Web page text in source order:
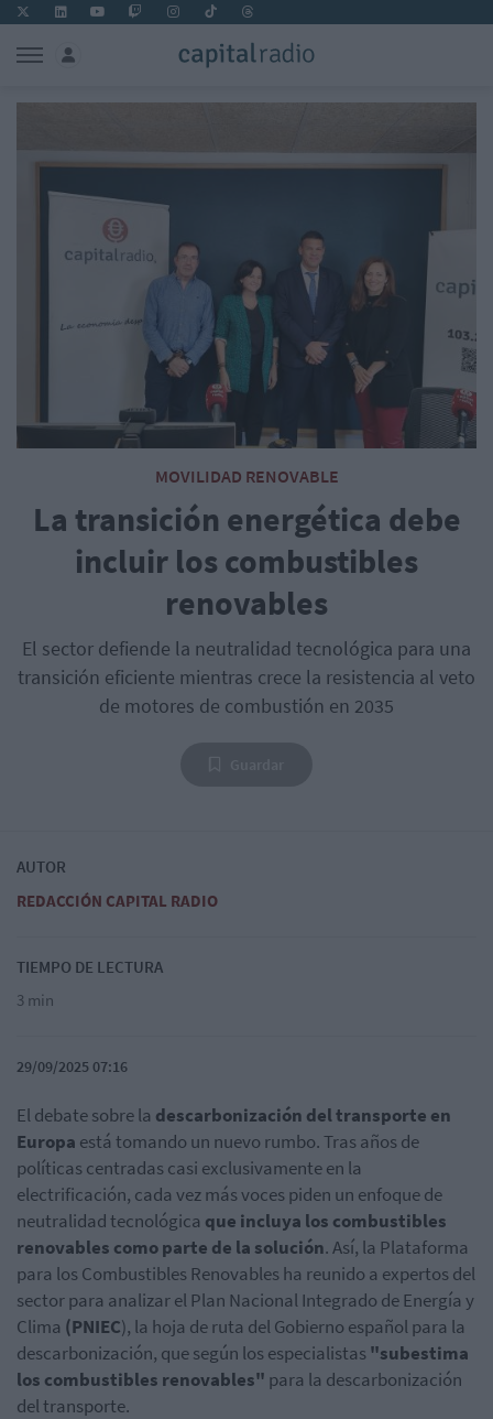
MOVILIDAD RENOVABLE
La transición energética debe
incluir los combustibles
renovables
El sector defiende la neutralidad tecnológica para una
transición eficiente mientras crece la resistencia al veto
de motores de combustión en 2035
AUTOR
REDACCIÓN CAPITAL RADIO
TIEMPO DE LECTURA
3 min
29/09/2025 07:16
El debate sobre la descarbonización del transporte en
Europa está tomando un nuevo rumbo. Tras años de
políticas centradas casi exclusivamente en la
electrificación, cada vez más voces piden un enfoque de
neutralidad tecnológica que incluya los combustibles
renovables como parte de la solución. Así, la Plataforma
para los Combustibles Renovables ha reunido a expertos del
sector para analizar el Plan Nacional Integrado de Energía y
Clima (PNIEC), la hoja de ruta del Gobierno español para la
descarbonización, que según los especialistas"subestima
los combustibles renovables" para la descarbonización
del transporte.